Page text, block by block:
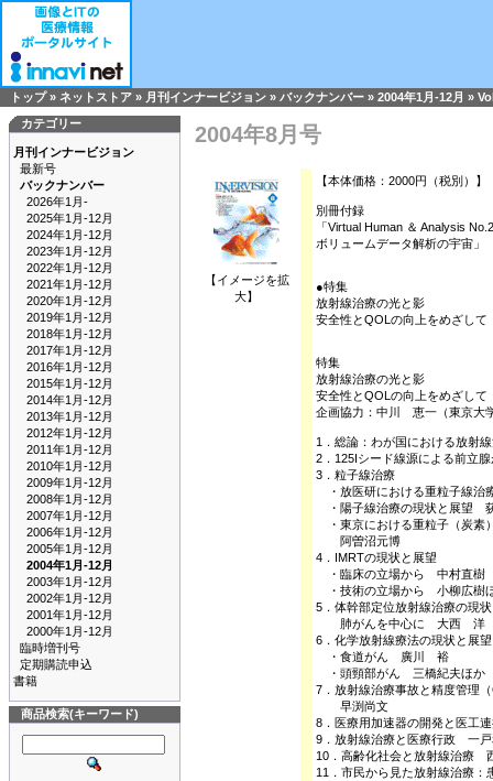
トップ» ネットストア » 月刊インナービジョン » バックナンバー » 2004年1月-12月 »
カテゴリー
月刊インナービジョン
最新号
バックナンバー
2026年1月-
2025年1月-12月
2024年1月-12月
2023年1月-12月
2022年1月-12月
2021年1月-12月
2020年1月-12月
2019年1月-12月
2018年1月-12月
2017年1月-12月
2016年1月-12月
2015年1月-12月
2014年1月-12月
2013年1月-12月
2012年1月-12月
2011年1月-12月
2010年1月-12月
2009年1月-12月
2008年1月-12月
2007年1月-12月
2006年1月-12月
2005年1月-12月
2004年1月-12月
2003年1月-12月
2002年1月-12月
2001年1月-12月
2000年1月-12月
臨時増刊号
定期購読申込
書籍
商品検索(キーワード)
2004年8月号
【イメージを拡
大】
【本体価格：2000円（税別）】
別冊付録
「Virtual Human ＆ Analysis No.2
ボリュームデータ解析の宇宙」
●特集
放射線治療の光と影
安全性とQOLの向上をめざして
特集
放射線治療の光と影
安全性とQOLの向上をめざして
企画協力：中川 恵一（東京大
1．総論：わが国における放射
2．125Iシード線源による前立
3．粒子線治療
・放医研における重粒子線治
・陽子線治療の現状と展望
・東京における重粒子（炭素
阿曽沼元博
4．IMRTの現状と展望
・臨床の立場から 中村直樹
・技術の立場から 小柳広樹
5．体幹部定位放射線治療の現
肺がんを中心に 大西 洋
6．化学放射線療法の現状と展望
・食道がん 廣川 裕
・頭頸部がん 三橋紀夫ほか
7．放射線治療事故と精度管理
早渕尚文
8．医療用加速器の開発と医
9．放射線治療と医療行政 一戸
10．高齢化社会と放射線治療
11．市民から見た放射線治療：